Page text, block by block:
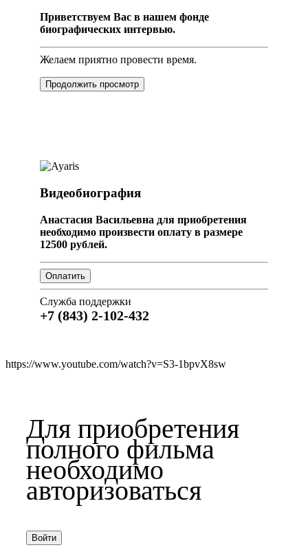
Приветствуем Вас в нашем фонде
биографических интервью.
Желаем приятно провести время.
Продолжить просмотр
Видеобиография
Анастасия Васильевна для приобретения
необходимо произвести оплату в размере
12500 рублей.
Служба поддержки
+7 (843) 2-102-432
https://www.youtube.com/watch?v=S3-1bpvX8sw
Для приобретения
полного фильма
необходимо
авторизоваться
Войти